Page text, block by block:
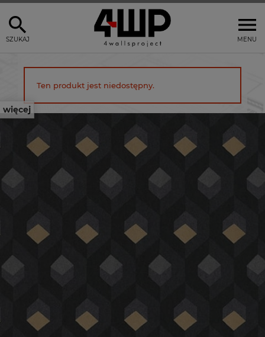
MENU
SZUKAJ
więcej
Ten produkt jest niedostępny.